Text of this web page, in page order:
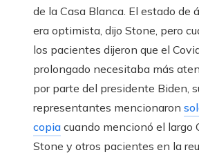
de la Casa Blanca. El estado de
era optimista, dijo Stone, pero
los pacientes dijeron que el
prolongado necesitaba más
por parte del presidente Biden,
representantes mencionaron
copia cuando mencionó el largo
Stone y otros pacientes en la